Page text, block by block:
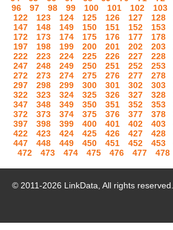
96
97 98 99 100 101 102 103
122
123 124 125 126 127 128
147
148 149 150 151 152 153
172
173 174 175 176 177 178
197
198 199 200 201 202 203
222
223 224 225 226 227 228
247
248 249 250 251 252 253
272
273 274 275 276 277 278
297
298 299 300 301 302 303
322
323 324 325 326 327 328
347
348 349 350 351 352 353
372
373 374 375 376 377 378
397
398 399 400 401 402 403
422
423 424 425 426 427 428
447
448 449 450 451 452 453
472
473 474 475 476 477 478
© 2011-2026 LinkData, All rights reserved.